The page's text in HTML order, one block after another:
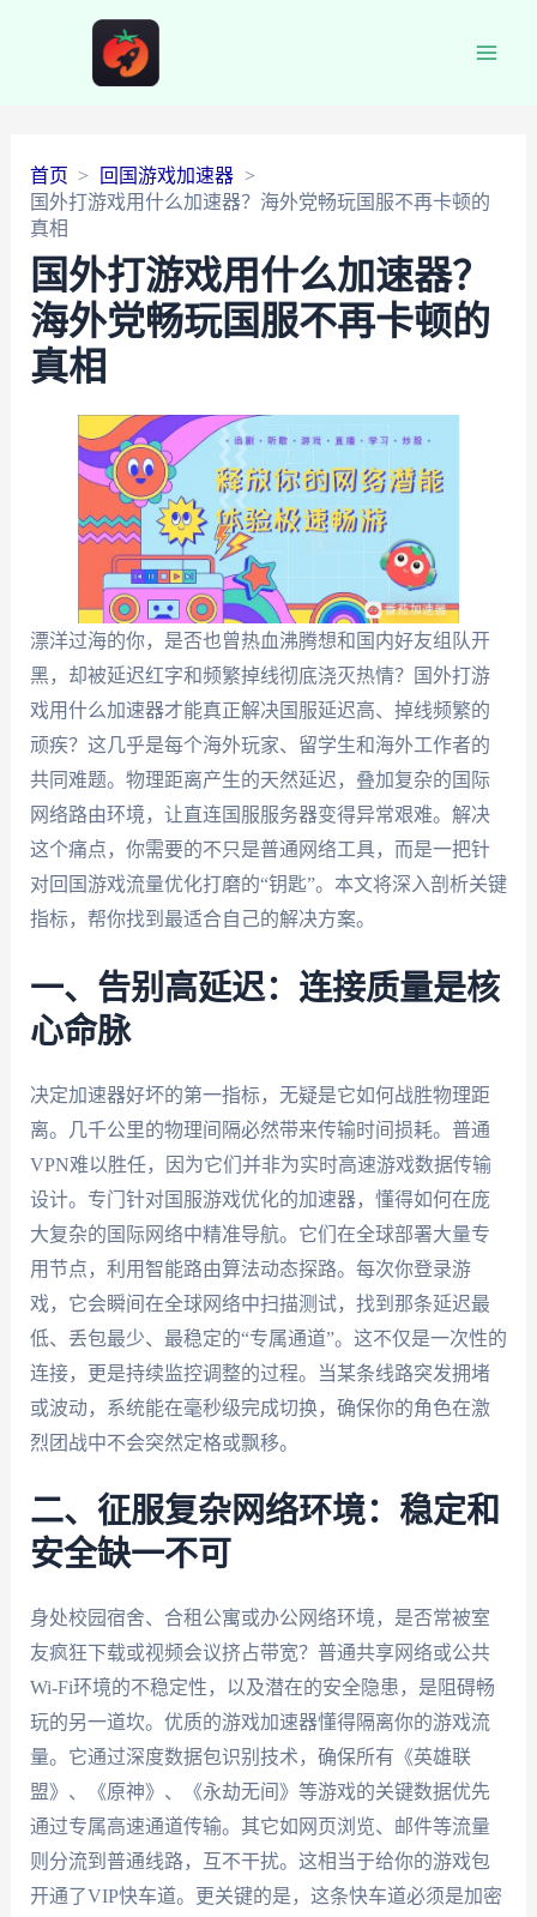
首页
回国游戏加速器
国外打游戏用什么加速器？海外党畅玩国服不再卡顿的
真相
国外打游戏用什么加速器？
海外党畅玩国服不再卡顿的
真相
漂洋过海的你，是否也曾热血沸腾想和国内好友组队开
黑，却被延迟红字和频繁掉线彻底浇灭热情？国外打游
戏用什么加速器才能真正解决国服延迟高、掉线频繁的
顽疾？这几乎是每个海外玩家、留学生和海外工作者的
共同难题。物理距离产生的天然延迟，叠加复杂的国际
网络路由环境，让直连国服服务器变得异常艰难。解决
这个痛点，你需要的不只是普通网络工具，而是一把针
对回国游戏流量优化打磨的“钥匙”。本文将深入剖析关键
指标，帮你找到最适合自己的解决方案。
一、告别高延迟：连接质量是核
心命脉
决定加速器好坏的第一指标，无疑是它如何战胜物理距
离。几千公里的物理间隔必然带来传输时间损耗。普通
VPN难以胜任，因为它们并非为实时高速游戏数据传输
设计。专门针对国服游戏优化的加速器，懂得如何在庞
大复杂的国际网络中精准导航。它们在全球部署大量专
用节点，利用智能路由算法动态探路。每次你登录游
戏，它会瞬间在全球网络中扫描测试，找到那条延迟最
低、丢包最少、最稳定的“专属通道”。这不仅是一次性的
连接，更是持续监控调整的过程。当某条线路突发拥堵
或波动，系统能在毫秒级完成切换，确保你的角色在激
烈团战中不会突然定格或飘移。
二、征服复杂网络环境：稳定和
安全缺一不可
身处校园宿舍、合租公寓或办公网络环境，是否常被室
友疯狂下载或视频会议挤占带宽？普通共享网络或公共
Wi-Fi环境的不稳定性，以及潜在的安全隐患，是阻碍畅
玩的另一道坎。优质的游戏加速器懂得隔离你的游戏流
量。它通过深度数据包识别技术，确保所有《英雄联
盟》、《原神》、《永劫无间》等游戏的关键数据优先
通过专属高速通道传输。其它如网页浏览、邮件等流量
则分流到普通线路，互不干扰。这相当于给你的游戏包
开通了VIP快车道。更关键的是，这条快车道必须是加密